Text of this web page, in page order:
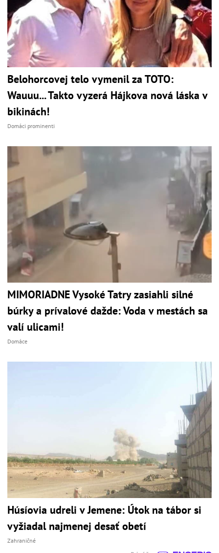
Belohorcovej telo vymenil za TOTO:
Wauuu... Takto vyzerá Hájkova nová láska v
bikinách!
Domáci prominenti
MIMORIADNE Vysoké Tatry zasiahli silné
búrky a prívalové dažde: Voda v mestách sa
valí ulicami!
Domáce
Húsíovia udreli v Jemene: Útok na tábor si
vyžiadal najmenej desať obetí
Zahraničné